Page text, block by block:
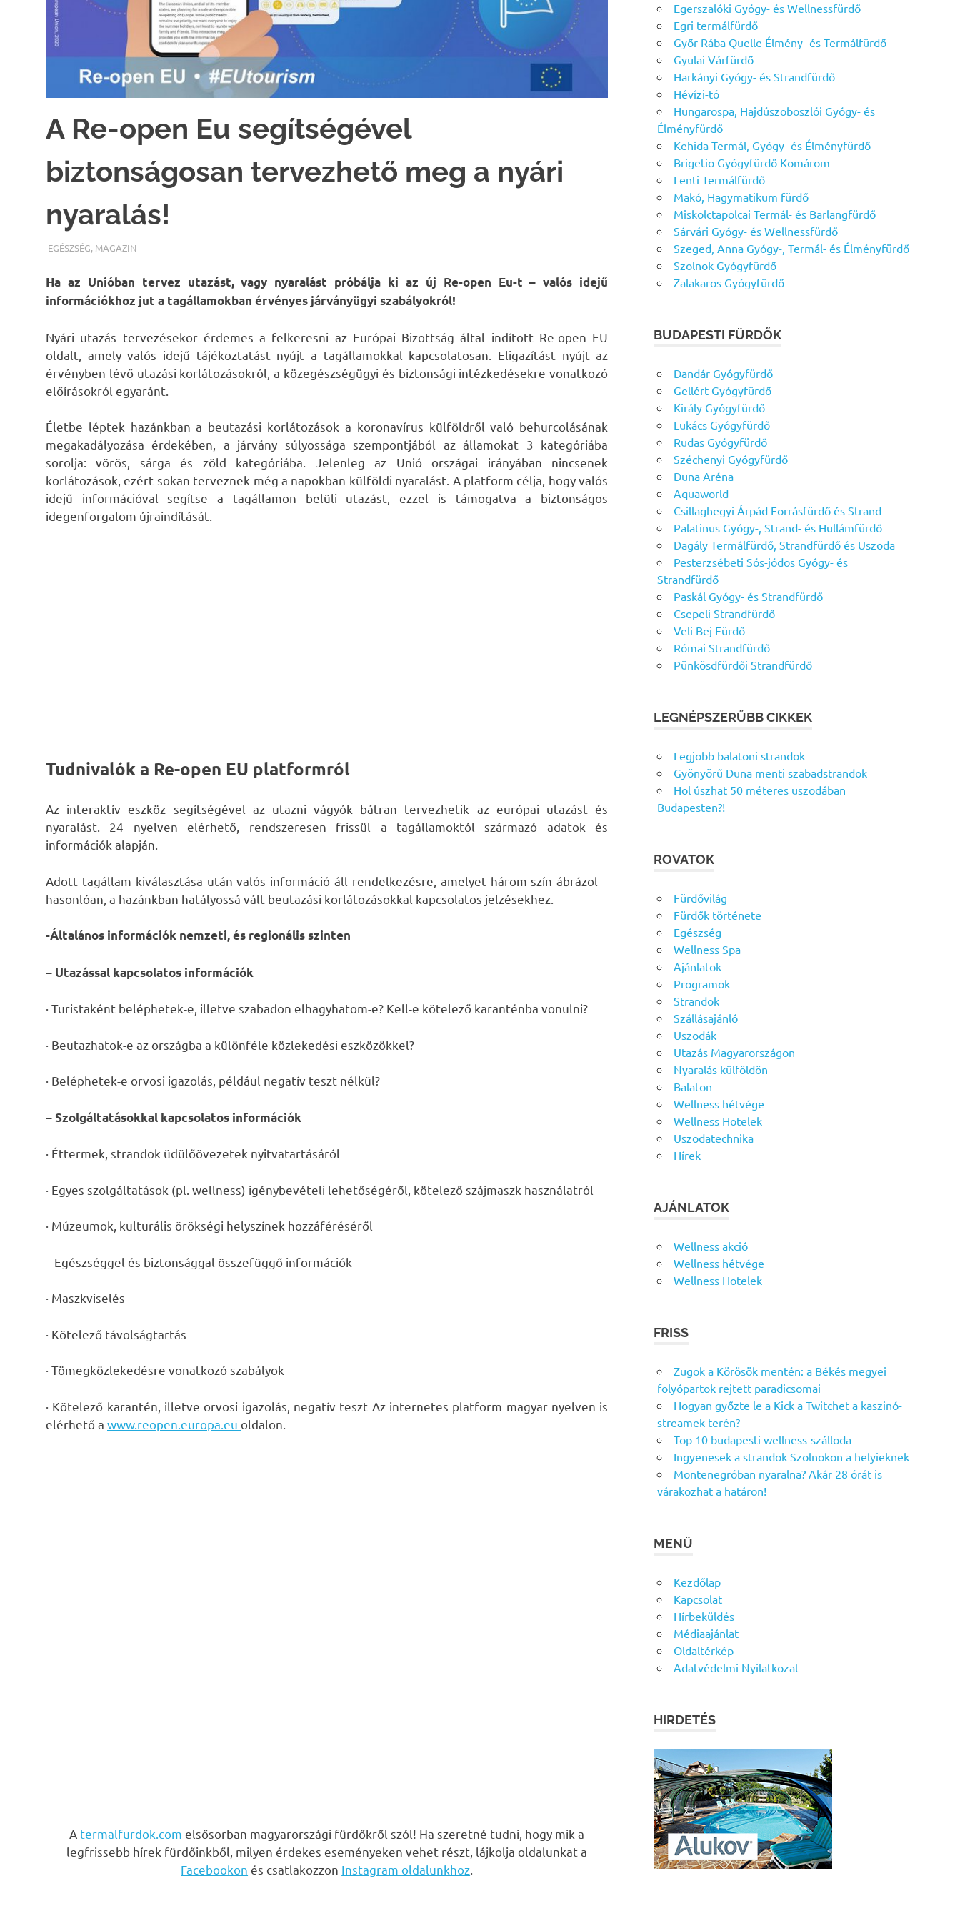
A Re-open Eu segítségével
biztonságosan tervezhető meg a nyári
nyaralás!
TERMALFURDOK.COM
EGÉSZSÉG, MAGAZIN
Ha az Unióban tervez utazást, vagy nyaralást próbálja ki az új Re-open Eu-t – valós idejű
információkhoz jut a tagállamokban érvényes járványügyi szabályokról!
Nyári utazás tervezésekor érdemes a felkeresni az Európai Bizottság által indított Re-open EU
oldalt, amely valós idejű tájékoztatást nyújt a tagállamokkal kapcsolatosan. Eligazítást nyújt az
érvényben lévő utazási korlátozásokról, a közegészségügyi és biztonsági intézkedésekre vonatkozó
előírásokról egyaránt.
Életbe léptek hazánkban a beutazási korlátozások a koronavírus külföldről való behurcolásának
megakadályozása érdekében, a járvány súlyossága szempontjából az államokat 3 kategóriába
sorolja: vörös, sárga és zöld kategóriába. Jelenleg az Unió országai irányában nincsenek
korlátozások, ezért sokan terveznek még a napokban külföldi nyaralást. A platform célja, hogy valós
idejű információval segítse a tagállamon belüli utazást, ezzel is támogatva a biztonságos
idegenforgalom újraindítását.
Tudnivalók a Re-open EU platformról
Az interaktív eszköz segítségével az utazni vágyók bátran tervezhetik az európai utazást és
nyaralást. 24 nyelven elérhető, rendszeresen frissül a tagállamoktól származó adatok és
információk alapján.
Adott tagállam kiválasztása után valós információ áll rendelkezésre, amelyet három szín ábrázol –
hasonlóan, a hazánkban hatályossá vált beutazási korlátozásokkal kapcsolatos jelzésekhez.
-Általános információk nemzeti, és regionális szinten
– Utazással kapcsolatos információk
· Turistaként beléphetek-e, illetve szabadon elhagyhatom-e? Kell-e kötelező karanténba vonulni?
· Beutazhatok-e az országba a különféle közlekedési eszközökkel?
· Beléphetek-e orvosi igazolás, például negatív teszt nélkül?
– Szolgáltatásokkal kapcsolatos információk
· Éttermek, strandok üdülőövezetek nyitvatartásáról
· Egyes szolgáltatások (pl. wellness) igénybevételi lehetőségéről, kötelező szájmaszk használatról
· Múzeumok, kulturális örökségi helyszínek hozzáféréséről
– Egészséggel és biztonsággal összefüggő információk
· Maszkviselés
· Kötelező távolságtartás
· Tömegközlekedésre vonatkozó szabályok
· Kötelező karantén, illetve orvosi igazolás, negatív teszt Az internetes platform magyar nyelven is
elérhető a www.reopen.europa.eu oldalon.
A termalfurdok.com elsősorban magyarországi fürdőkről szól! Ha szeretné tudni, hogy mik a
legfrissebb hírek fürdőinkből, milyen érdekes eseményeken vehet részt, lájkolja oldalunkat a
Facebookon és csatlakozzon Instagram oldalunkhoz.
Egerszalóki Gyógy- és Wellnessfürdő
Egri termálfürdő
Győr Rába Quelle Élmény- és Termálfürdő
Gyulai Várfürdő
Harkányi Gyógy- és Strandfürdő
Hévízi-tó
Hungarospa, Hajdúszoboszlói Gyógy- és
Élményfürdő
Kehida Termál, Gyógy- és Élményfürdő
Brigetio Gyógyfürdő Komárom
Lenti Termálfürdő
Makó, Hagymatikum fürdő
Miskolctapolcai Termál- és Barlangfürdő
Sárvári Gyógy- és Wellnessfürdő
Szeged, Anna Gyógy-, Termál- és Élményfürdő
Szolnok Gyógyfürdő
Zalakaros Gyógyfürdő
BUDAPESTI FÜRDŐK
Dandár Gyógyfürdő
Gellért Gyógyfürdő
Király Gyógyfürdő
Lukács Gyógyfürdő
Rudas Gyógyfürdő
Széchenyi Gyógyfürdő
Duna Aréna
Aquaworld
Csillaghegyi Árpád Forrásfürdő és Strand
Palatinus Gyógy-, Strand- és Hullámfürdő
Dagály Termálfürdő, Strandfürdő és Uszoda
Pesterzsébeti Sós-jódos Gyógy- és
Strandfürdő
Paskál Gyógy- és Strandfürdő
Csepeli Strandfürdő
Veli Bej Fürdő
Római Strandfürdő
Pünkösdfürdői Strandfürdő
LEGNÉPSZERŰBB CIKKEK
Legjobb balatoni strandok
Gyönyörű Duna menti szabadstrandok
Hol úszhat 50 méteres uszodában
Budapesten?!
ROVATOK
Fürdővilág
Fürdők története
Egészség
Wellness Spa
Ajánlatok
Programok
Strandok
Szállásajánló
Uszodák
Utazás Magyarországon
Nyaralás külföldön
Balaton
Wellness hétvége
Wellness Hotelek
Uszodatechnika
Hírek
AJÁNLATOK
Wellness akció
Wellness hétvége
Wellness Hotelek
FRISS
Zugok a Körösök mentén: a Békés megyei
folyópartok rejtett paradicsomai
Hogyan győzte le a Kick a Twitchet a kaszinó-
streamek terén?
Top 10 budapesti wellness-szálloda
Ingyenesek a strandok Szolnokon a helyieknek
Montenegróban nyaralna? Akár 28 órát is
várakozhat a határon!
MENÜ
Kezdőlap
Kapcsolat
Hírbeküldés
Médiaajánlat
Oldaltérkép
Adatvédelmi Nyilatkozat
HIRDETÉS